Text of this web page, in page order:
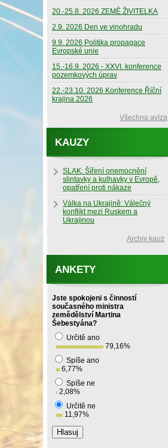
20.-25.8. 2026 ZEMĚ ŽIVITELKA
2.9. 2026 Den ve vinohradu
9.9. 2026 Politika propagace
Evropské unie
15.-16.9. 2026 - XXVI. konference
pozemkových úprav
22.-23.10. 2026 Konference Říční
krajina 2026
Všechna avíza
KAUZY
SLAK: Šíření onemocnění
slintavky a kulhavky v Evropě,
opatření proti nákaze
Válka na Ukrajině: Válečný
konflikt mezi Ruskem a
Ukrajinou
Archiv kauz
ANKETY
Jste spokojeni s činností
současného ministra
zemědělství Martina
Šebestyána?
Určitě ano
79,16%
Spíše ano
6,77%
Spíše ne
2,08%
Určitě ne
11,97%